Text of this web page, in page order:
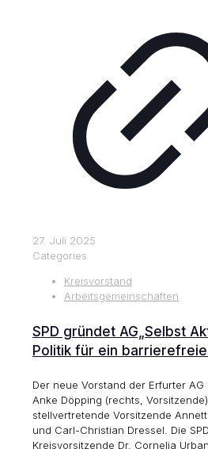
27. Juli 2025
Categories
Kreisvorstand
Arbeitsgemeinschaften
SPD gründet AG„Selbst
Politik für ein
Der neue Vorstand der Erfurter AG
Anke Döpping (rechts,
stellvertretende Vorsitzende
und Carl-Christian Dressel. Die SPD
Kreisvorsitzende Dr. Cornelia